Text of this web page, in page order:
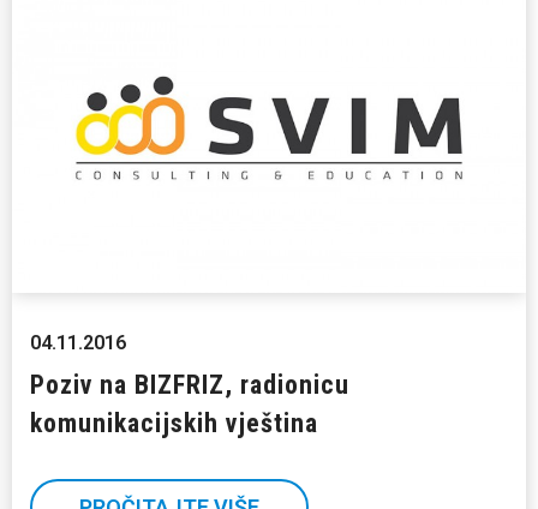
04.11.2016
Poziv na BIZFRIZ, radionicu
komunikacijskih vještina